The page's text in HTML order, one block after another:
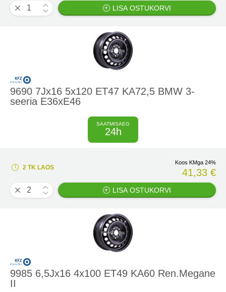
LISA OSTUKORVI
9690 7Jx16 5x120 ET47 KA72,5 BMW 3-
seeria E36xE46
SAATMISAEG
24h
2 TK LAOS
Koos KMga 24%
41,33 €
LISA OSTUKORVI
9985 6,5Jx16 4x100 ET49 KA60 Ren.Megane
II